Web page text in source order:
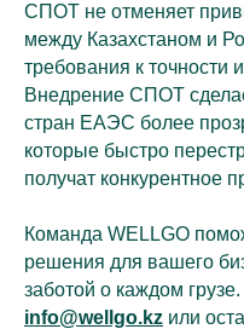
СПОТ не отменяет
между Казахстаном и
требования к точности
Внедрение СПОТ
стран ЕАЭС более
которые быстро
получат конкурентное
Команда WELLGO
решения для вашего
заботой о каждом
info@wellgo.kz или